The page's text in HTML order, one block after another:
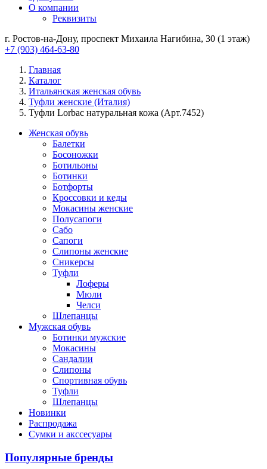
О компании
Реквизиты
г. Ростов-на-Дону, проспект Михаила Нагибина, 30 (1 этаж)
+7 (903) 464-63-80
Главная
Каталог
Итальянская женская обувь
Туфли женские (Италия)
Туфли Lorbac натуральная кожа (Арт.7452)
Женская обувь
Балетки
Босоножки
Ботильоны
Ботинки
Ботфорты
Кроссовки и кеды
Мокасины женские
Полусапоги
Сабо
Сапоги
Слипоны женские
Сникерсы
Туфли
Лоферы
Мюли
Челси
Шлепанцы
Мужская обувь
Ботинки мужские
Мокасины
Сандалии
Слипоны
Спортивная обувь
Туфли
Шлепанцы
Новинки
Распродажа
Сумки и акссесуары
Популярные бренды